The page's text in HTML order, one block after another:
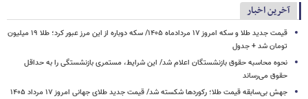
آخرین اخبار
قیمت جدید طلا و سکه امروز ۱۷ مردادماه ۱۴۰۵/ سکه دوباره از این مرز عبور کرد؛ طلا ۱۹ میلیون
تومان شد + جدول
نحوه محاسبه حقوق بازنشستگان اعلام شد/ این شرایط، مستمری بازنشستگی را به حداقل
حقوق می‌رساند
جهش بی‌سابقه قیمت طلا؛ رکوردها شکسته شد/ قیمت جدید طلای جهانی امروز ۱۷ مرداد ۱۴۰۵